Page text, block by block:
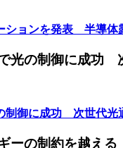
ションを発表 半導体
光の制御に成功
制御に成功 次世代光
ーの制約を越える